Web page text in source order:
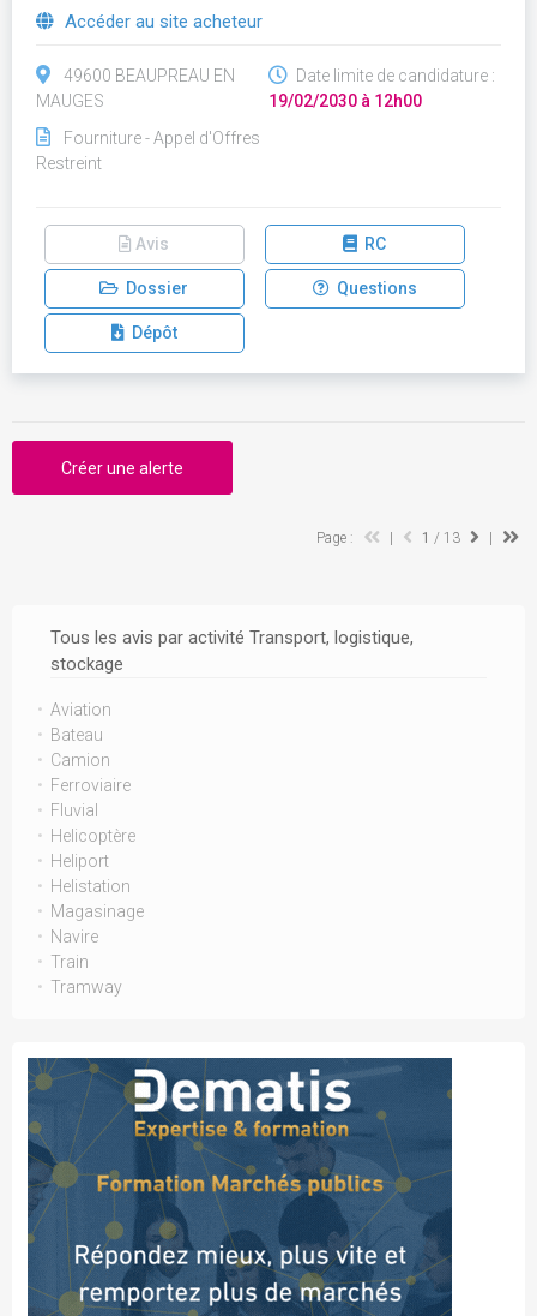
Tous les avis par activité Transport, logistique,
stockage
Aviation
Bateau
Camion
Ferroviaire
Fluvial
Helicoptère
Heliport
Helistation
Magasinage
Navire
Train
Tramway
Accéder au site acheteur
49600 BEAUPREAU EN
MAUGES
Fourniture - Appel d'Offres
Restreint
Date limite de candidature :
19/02/2030 à 12h00
Avis RC
Dossier Questions
Dépôt
Créer une alerte
Page : 1 / 13